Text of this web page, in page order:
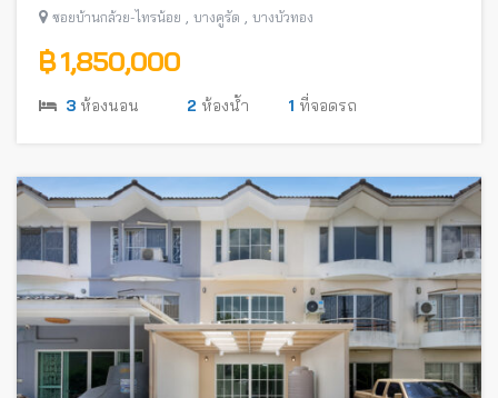
ซอยบ้านกล้วย-ไทรน้อย , บางคูรัด , บางบัวทอง
฿ 1,850,000
3 ห้องนอน 2 ห้องน้ำ 1 ที่จอดรถ